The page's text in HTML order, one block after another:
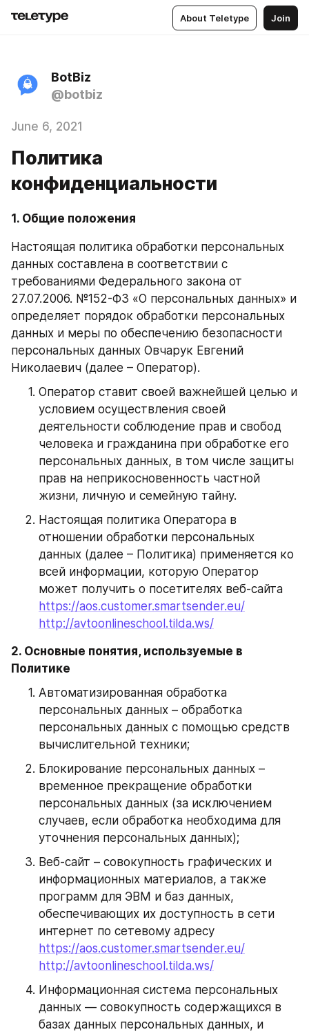
About Teletype Join
BotBiz
@botbiz
June 6, 2021
Политика
конфиденциальности
1. Общие положения
Настоящая политика обработки персональных
данных составлена в соответствии с
требованиями Федерального закона от
27.07.2006. №152-ФЗ «О персональных данных» и
определяет порядок обработки персональных
данных и меры по обеспечению безопасности
персональных данных Овчарук Евгений
Николаевич (далее – Оператор).
Оператор ставит своей важнейшей целью и
условием осуществления своей
деятельности соблюдение прав и свобод
человека и гражданина при обработке его
персональных данных, в том числе защиты
прав на неприкосновенность частной
жизни, личную и семейную тайну.
Настоящая политика Оператора в
отношении обработки персональных
данных (далее – Политика) применяется ко
всей информации, которую Оператор
https://aos.customer.smartsender.eu/
http://avtoonlineschool.tilda.ws/
2. Основные понятия, используемые в
Политике
Автоматизированная обработка
персональных данных – обработка
персональных данных с помощью средств
вычислительной техники;
Блокирование персональных данных –
временное прекращение обработки
персональных данных (за исключением
случаев, если обработка необходима для
уточнения персональных данных);
Веб-сайт – совокупность графических и
информационных материалов, а также
программ для ЭВМ и баз данных,
обеспечивающих их доступность в сети
https://aos.customer.smartsender.eu/
http://avtoonlineschool.tilda.ws/
Информационная система персональных
данных — совокупность содержащихся в
базах данных персональных данных, и